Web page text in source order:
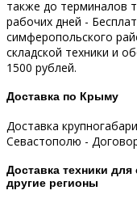
также до терминалов
рабочих дней -
симферопольского
складской техники и
1500 рублей.
Доставка по Крыму
Доставка
Севастополю -
Доставка техники
другие регионы